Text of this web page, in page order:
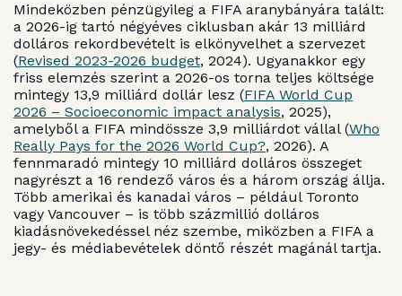
Mindeközben pénzügyileg a FIFA aranybányára talált:
a 2026-ig tartó négyéves ciklusban akár 13 milliárd
dolláros rekordbevételt is elkönyvelhet a szervezet
(Revised 2023-2026 budget, 2024). Ugyanakkor egy
friss elemzés szerint a 2026-os torna teljes költsége
mintegy 13,9 milliárd dollár lesz (FIFA World Cup
2026 – Socioeconomic impact analysis, 2025),
amelyből a FIFA mindössze 3,9 milliárdot vállal (Who
Really Pays for the 2026 World Cup?, 2026). A
fennmaradó mintegy 10 milliárd dolláros összeget
nagyrészt a 16 rendező város és a három ország állja.
Több amerikai és kanadai város – például Toronto
vagy Vancouver – is több százmillió dolláros
kiadásnövekedéssel néz szembe, miközben a FIFA a
jegy- és médiabevételek döntő részét magánál tartja.